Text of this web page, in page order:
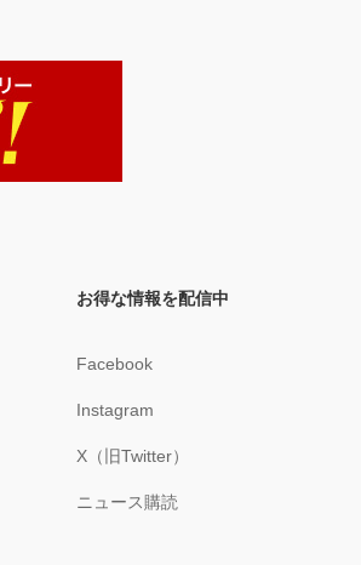
お得な情報を配信中
Facebook
Instagram
X（旧Twitter）
ニュース購読